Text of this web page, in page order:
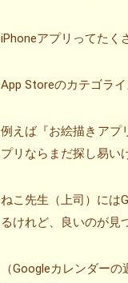
iPhoneアプリってたく
App Storeのカテゴライ
例えば『お絵描きアプ
プリならまだ探し易い
ねこ先生（上司）には
るけれど、良いのが見
（Googleカレンダー